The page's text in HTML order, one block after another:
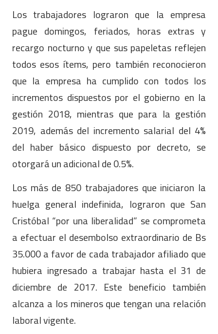
Los trabajadores lograron que la empresa
pague domingos, feriados, horas extras y
recargo nocturno y que sus papeletas reflejen
todos esos ítems, pero también reconocieron
que la empresa ha cumplido con todos los
incrementos dispuestos por el gobierno en la
gestión 2018, mientras que para la gestión
2019, además del incremento salarial del 4%
del haber básico dispuesto por decreto, se
otorgará un adicional de 0.5%.
Los más de 850 trabajadores que iniciaron la
huelga general indefinida, lograron que San
Cristóbal “por una liberalidad” se comprometa
a efectuar el desembolso extraordinario de Bs
35.000 a favor de cada trabajador afiliado que
hubiera ingresado a trabajar hasta el 31 de
diciembre de 2017. Este beneficio también
alcanza a los mineros que tengan una relación
laboral vigente.